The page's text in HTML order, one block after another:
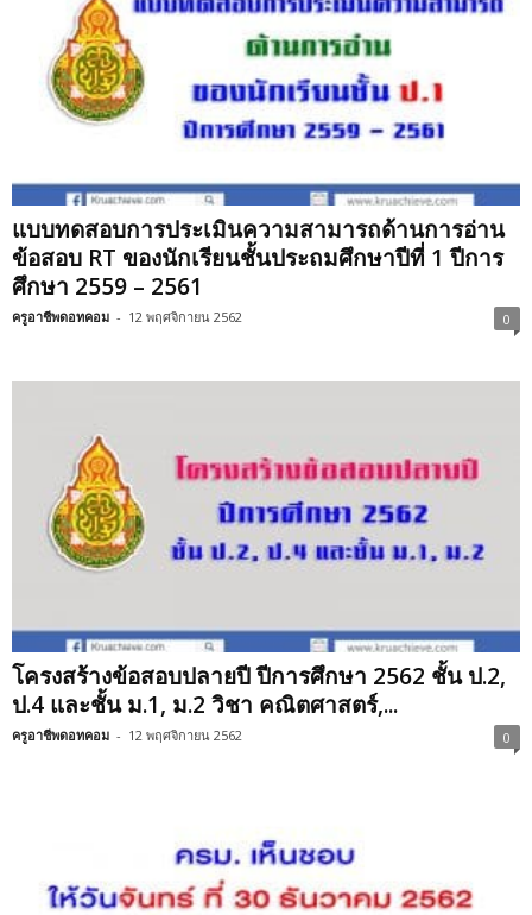
แบบทดสอบการประเมินความสามารถด้านการอ่าน
ข้อสอบ RT ของนักเรียนชั้นประถมศึกษาปีที่ 1 ปีการ
ศึกษา 2559 – 2561
ครูอาชีพดอทคอม - 12 พฤศจิกายน 2562 0
โครงสร้างข้อสอบปลายปี ปีการศึกษา 2562 ชั้น ป.2,
ป.4 และชั้น ม.1, ม.2 วิชา คณิตศาสตร์,...
ครูอาชีพดอทคอม - 12 พฤศจิกายน 2562 0